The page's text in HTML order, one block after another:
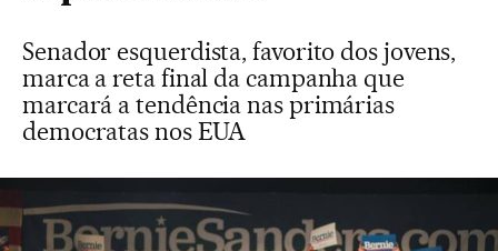
Senador esquerdista, favorito dos jovens,
marca a reta final da campanha que
marcará a tendência nas primárias
democratas nos EUA